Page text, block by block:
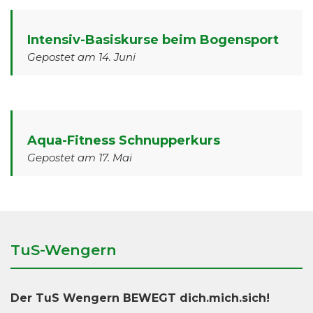
Intensiv-Basiskurse beim Bogensport
Gepostet am 14. Juni
Aqua-Fitness Schnupperkurs
Gepostet am 17. Mai
TuS-Wengern
Der TuS Wengern BEWEGT dich.mich.sich!